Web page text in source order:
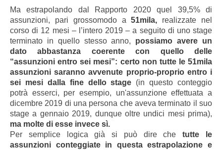
Ma estrapolando dal Rapporto 2020 quel 39,5% di
assunzioni, pari grossomodo a 51mila, realizzate nel
corso di 12 mesi – l’intero 2019 – a seguito di uno stage
terminato in quello stesso anno, possiamo avere un
dato abbastanza coerente con quello delle
“assunzioni entro sei mesi”: certo non tutte le 51mila
assunzioni saranno avvenute proprio-proprio entro i
sei mesi dalla fine dello stage (in questo conteggio
potrà esserci, per esempio, un'assunzione effettuata a
dicembre 2019 di una persona che aveva terminato il suo
stage a gennaio 2019, dunque oltre undici mesi prima),
ma molte di esse invece sì.
Per semplice logica già si può dire chetutte le
assunzioni conteggiate in questa estrapolazione e